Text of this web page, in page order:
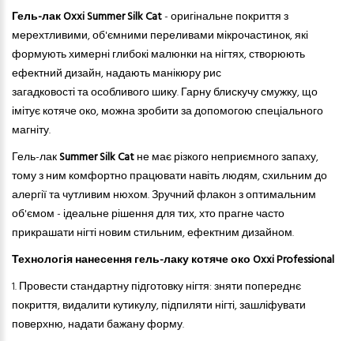
Гель-лак OxxiSummer Silk Cat- оригінальне покриття з
мерехтливими, об'ємними переливами мікрочастинок, які
формують химерні глибокі малюнки на нігтях, створюють
ефектний дизайн, надають манікюру рис
загадковостітаособливого шику. Гарну блискучу смужку, що
імітує котяче око, можна зробити за допомогою спеціального
магніту.
Гель-лакSummer Silk Catне має різкого неприємного запаху,
тому з ним комфортно працювати навіть людям, схильним до
алергіїтачутливим нюхом. Зручний флакон з оптимальним
об'ємом - ідеальне рішення для тих, хто прагне часто
прикрашати нігті новим стильним, ефектним дизайном.
Технологія нанесення гель-лаку котяче око Oxxi Professional
1. Провести стандартну підготовку нігтя: зняти попереднє
покриття, видалити кутикулу, підпиляти нігті, зашліфувати
поверхню, надати бажану форму.